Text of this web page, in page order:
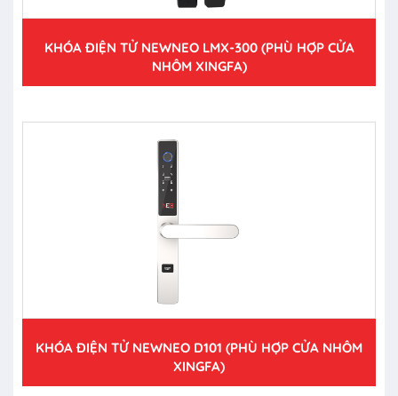
KHÓA ĐIỆN TỬ NEWNEO LMX-300 (PHÙ HỢP CỬA
NHÔM XINGFA)
KHÓA ĐIỆN TỬ NEWNEO D101 (PHÙ HỢP CỬA NHÔM
XINGFA)